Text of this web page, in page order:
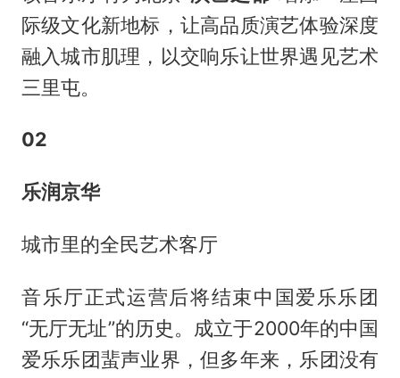
际级文化新地标，让高品质演艺体验深度
融入城市肌理，以交响乐让世界遇见艺术
三里屯。
02
乐润京华
城市里的全民艺术客厅
音乐厅正式运营后将结束中国爱乐乐团
“无厅无址”的历史。成立于2000年的中国
爱乐乐团蜚声业界，但多年来，乐团没有